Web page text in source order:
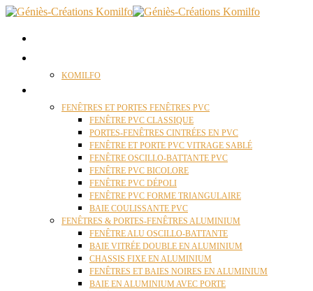
KOMILFO
FENÊTRES ET PORTES FENÊTRES PVC
FENÊTRE PVC CLASSIQUE
PORTES-FENÊTRES CINTRÉES EN PVC
FENÊTRE ET PORTE PVC VITRAGE SABLÉ
FENÊTRE OSCILLO-BATTANTE PVC
FENÊTRE PVC BICOLORE
FENÊTRE PVC DÉPOLI
FENÊTRE PVC FORME TRIANGULAIRE
BAIE COULISSANTE PVC
FENÊTRES & PORTES-FENÊTRES ALUMINIUM
FENÊTRE ALU OSCILLO-BATTANTE
BAIE VITRÉE DOUBLE EN ALUMINIUM
CHASSIS FIXE EN ALUMINIUM
FENÊTRES ET BAIES NOIRES EN ALUMINIUM
BAIE EN ALUMINIUM AVEC PORTE